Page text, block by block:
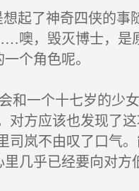
起了神奇四侠的
噢，毁灭博士，是
个角色呢。
一个十七岁的少
对方应该也发现了
司岚不由叹了口气
几乎已经要向对方